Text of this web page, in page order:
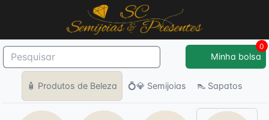
🧴 Produtos de Beleza 💍💎 Semijoias 👠 Sapatos
Minha bolsa
0